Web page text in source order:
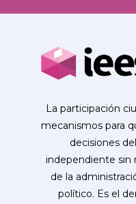
La participación
mecanismos para
decisiones
independiente sin
de la
político. Es el